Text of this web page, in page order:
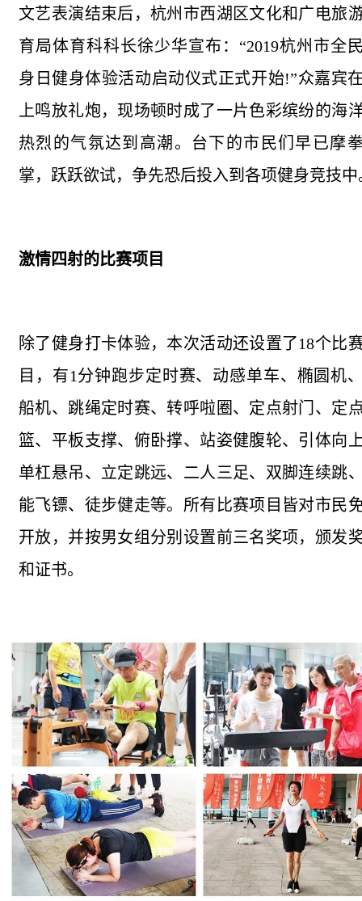
文艺表演结束后，杭州市西湖区文化和广电旅
育局体育科科长徐少华宣布：“2019杭州市全
身日健身体验活动启动仪式正式开始!”众嘉宾
上鸣放礼炮，现场顿时成了一片色彩缤纷的海
热烈的气氛达到高潮。台下的市民们早已摩
掌，跃跃欲试，争先恐后投入到各项健身竞技中
激情四射的比赛项目
除了健身打卡体验，本次活动还设置了18个比
目，有1分钟跑步定时赛、动感单车、椭圆机
船机、跳绳定时赛、转呼啦圈、定点射门、定
篮、平板支撑、俯卧撑、站姿健腹轮、引体向
单杠悬吊、立定跳远、二人三足、双脚连续跳
能飞镖、徒步健走等。所有比赛项目皆对市民
开放，并按男女组分别设置前三名奖项，颁发
和证书。